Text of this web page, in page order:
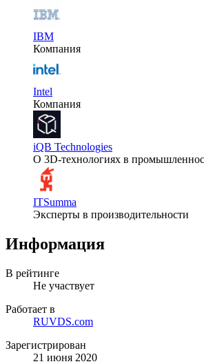
IBM
Компания
Intel
Компания
iQB Technologies
О 3D-технологиях в
ITSumma
Эксперты в производительности
Информация
В рейтинге
Не участвует
Работает в
RUVDS.com
Зарегистрирован
21 июня 2020